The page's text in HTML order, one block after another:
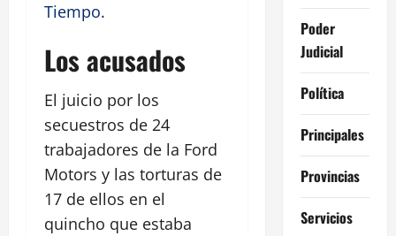
Tiempo.
Los acusados
El juicio por los
secuestros de 24
trabajadores de la Ford
Motors y las torturas de
17 de ellos en el
quincho que estaba
Poder
Judicial
Política
Principales
Provincias
Servicios